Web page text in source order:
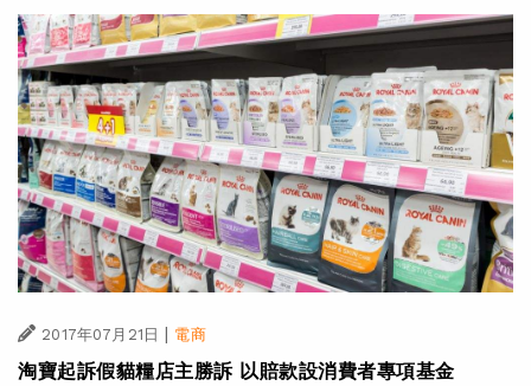
2017年07月21日 | 電商
淘寶起訴假貓糧店主勝訴 以賠款設消費者專項基金